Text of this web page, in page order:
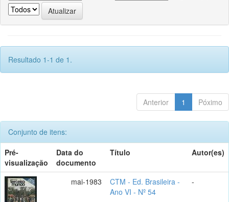
Resultado 1-1 de 1.
Anterior 1 Póximo
Conjunto de itens:
Pré-
visualização
Data do
documento
Título Autor(es)
mai-1983
CTM - Ed. Brasileira -
Ano VI - Nº 54
-